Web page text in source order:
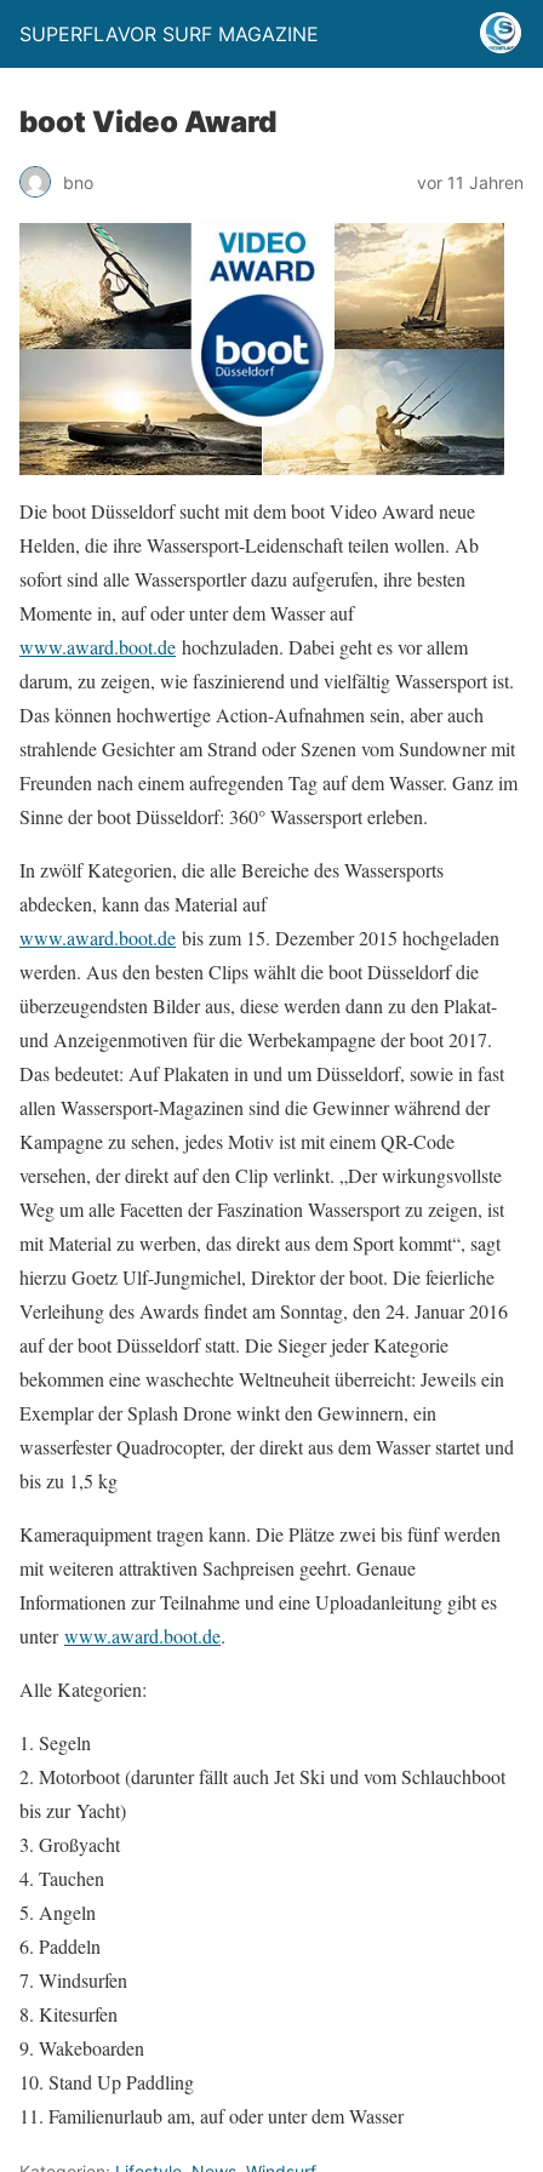
SUPERFLAVOR SURF MAGAZINE
boot Video Award
bno vor 11 Jahren
Die boot Düsseldorf sucht mit dem boot Video Award neue
Helden, die ihre Wassersport-Leidenschaft teilen wollen. Ab
sofort sind alle Wassersportler dazu aufgerufen, ihre besten
Momente in, auf oder unter dem Wasser auf
www.award.boot.de hochzuladen. Dabei geht es vor allem
darum, zu zeigen, wie faszinierend und vielfältig Wassersport ist.
Das können hochwertige Action-Aufnahmen sein, aber auch
strahlende Gesichter am Strand oder Szenen vom Sundowner mit
Freunden nach einem aufregenden Tag auf dem Wasser. Ganz im
Sinne der boot Düsseldorf: 360° Wassersport erleben.
In zwölf Kategorien, die alle Bereiche des Wassersports
abdecken, kann das Material auf
www.award.boot.de bis zum 15. Dezember 2015 hochgeladen
werden. Aus den besten Clips wählt die boot Düsseldorf die
überzeugendsten Bilder aus, diese werden dann zu den Plakat-
und Anzeigenmotiven für die Werbekampagne der boot 2017.
Das bedeutet: Auf Plakaten in und um Düsseldorf, sowie in fast
allen Wassersport-Magazinen sind die Gewinner während der
Kampagne zu sehen, jedes Motiv ist mit einem QR-Code
versehen, der direkt auf den Clip verlinkt. „Der wirkungsvollste
Weg um alle Facetten der Faszination Wassersport zu zeigen, ist
mit Material zu werben, das direkt aus dem Sport kommt“, sagt
hierzu Goetz Ulf-Jungmichel, Direktor der boot. Die feierliche
Verleihung des Awards findet am Sonntag, den 24. Januar 2016
auf der boot Düsseldorf statt. Die Sieger jeder Kategorie
bekommen eine waschechte Weltneuheit überreicht: Jeweils ein
Exemplar der Splash Drone winkt den Gewinnern, ein
wasserfester Quadrocopter, der direkt aus dem Wasser startet und
bis zu 1,5 kg
Kameraquipment tragen kann. Die Plätze zwei bis fünf werden
mit weiteren attraktiven Sachpreisen geehrt. Genaue
Informationen zur Teilnahme und eine Uploadanleitung gibt es
unterwww.award.boot.de.
Alle Kategorien:
1. Segeln
2. Motorboot (darunter fällt auch Jet Ski und vom Schlauchboot
bis zur Yacht)
3. Großyacht
4. Tauchen
5. Angeln
6. Paddeln
7. Windsurfen
8. Kitesurfen
9. Wakeboarden
10. Stand Up Paddling
11. Familienurlaub am, auf oder unter dem Wasser